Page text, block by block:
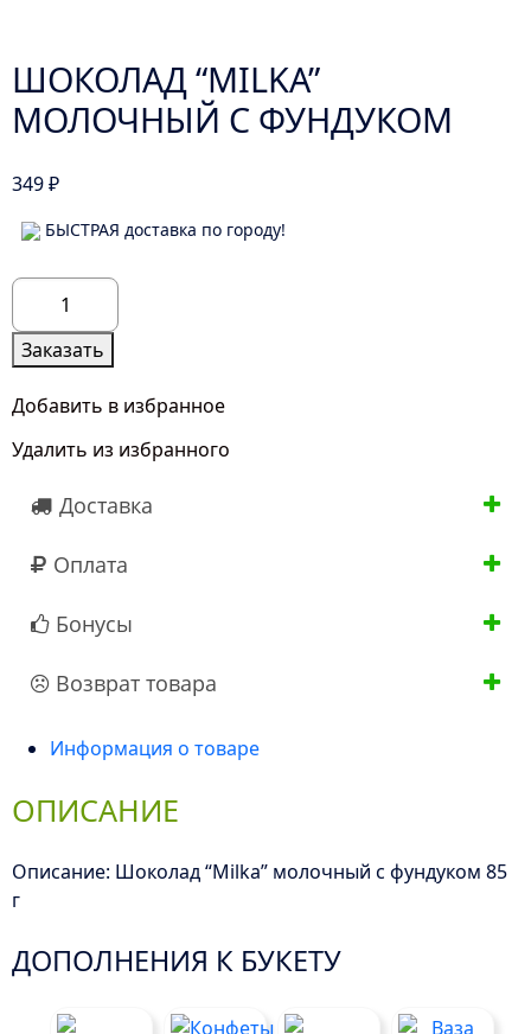
ШОКОЛАД “MILKA”
МОЛОЧНЫЙ С ФУНДУКОМ
349₽
БЫСТРАЯ доставка по городу!
Количество
товара
Шоколад
"Milka"
молочный
фундуком
Заказать
Добавить в избранное
Удалить из избранного
Доставка
Оплата
Бонусы
Возврат товара
Информация о товаре
ОПИСАНИЕ
Описание: Шоколад “Milka” молочный с фундуком 85
г
ДОПОЛНЕНИЯ К БУКЕТУ